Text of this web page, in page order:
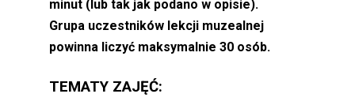
minut (lub tak jak podano w opisie).
Grupa uczestników lekcji muzealnej
powinna liczyć maksymalnie 30 osób.
TEMATY ZAJĘĆ: